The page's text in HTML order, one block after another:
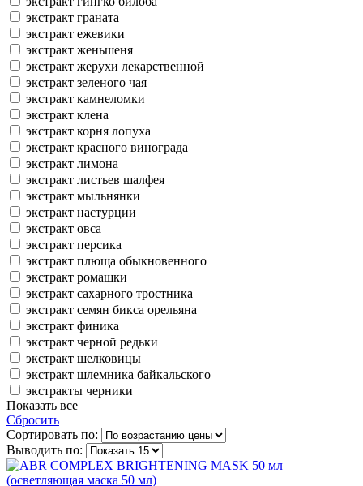
экстракт граната
экстракт ежевики
экстракт женьшеня
экстракт жерухи лекарственной
экстракт зеленого чая
экстракт камнеломки
экстракт клена
экстракт корня лопуха
экстракт красного винограда
экстракт лимона
экстракт листьев шалфея
экстракт мыльнянки
экстракт настурции
экстракт овса
экстракт персика
экстракт плюща обыкновенного
экстракт ромашки
экстракт сахарного тростника
экстракт семян бикса орельяна
экстракт финика
экстракт черной редьки
экстракт шелковицы
экстракт шлемника байкальского
экстракты черники
Показать все
Сбросить
Сортировать по:
Выводить по: